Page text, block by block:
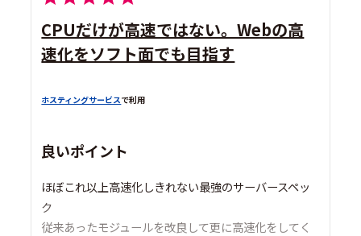
CPUだけが高速ではない。Webの高
速化をソフト面でも目指す
ホスティングサービスで利用
良いポイント
ほぼこれ以上高速化しきれない最強のサーバースペッ
ク
従来あったモジュールを改良して更に高速化をしてく